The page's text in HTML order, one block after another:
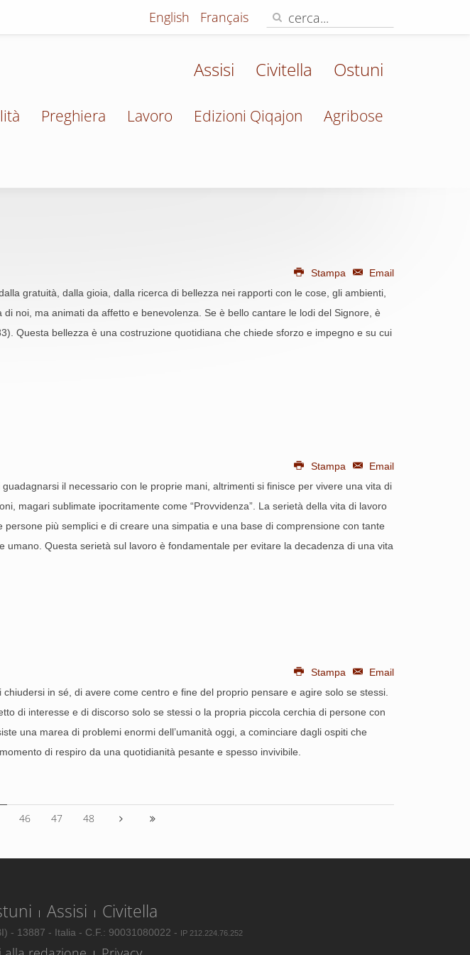
English Français
Assisi Civitella Ostuni
Preghiera Lavoro Edizioni Qiqajon Agribose
Stampa
Email
gratuità, dalla gioia, dalla ricerca di bellezza nei rapporti con le cose, gli ambienti,
noi, ma animati da affetto e benevolenza. Se è bello cantare le lodi del Signore, è
Questa bellezza è una costruzione quotidiana che chiede sforzo e impegno e su cui
Stampa
Email
il necessario con le proprie mani, altrimenti si finisce per vivere una vita di
magari sublimate ipocritamente come “Provvidenza”. La serietà della vita di lavoro
più semplici e di creare una simpatia e una base di comprensione con tante
Questa serietà sul lavoro è fondamentale per evitare la decadenza di una vita
Stampa
Email
in sé, di avere come centro e fine del proprio pensare e agire solo se stessi.
di interesse e di discorso solo se stessi o la propria piccola cerchia di persone con
una marea di problemi enormi dell’umanità oggi, a cominciare dagli ospiti che
di respiro da una quotidianità pesante e spesso invivibile.
46 47 48
Assisi Civitella
- 13887 - Italia - C.F.: 90031080022 - IP 212.224.76.252